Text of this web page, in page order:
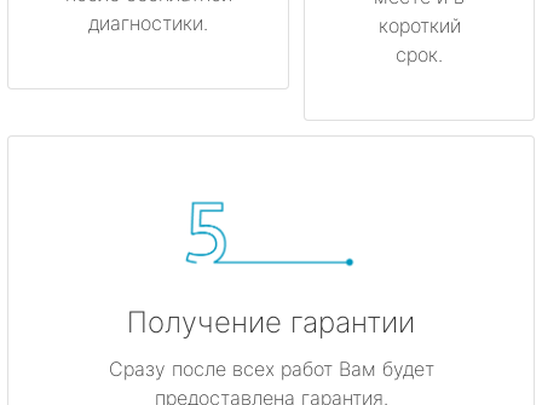
диагностики.
короткий
срок.
Получение гарантии
Сразу после всех работ Вам будет
предоставлена гарантия.